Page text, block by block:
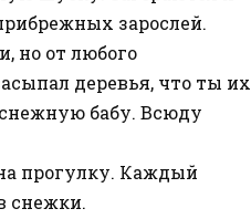
зарослей.
но от любого
деревья, что ты их
бабу. Всюду
прогулку. Каждый
снежки.